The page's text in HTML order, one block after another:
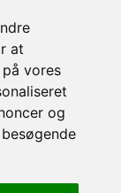
at
vores
og